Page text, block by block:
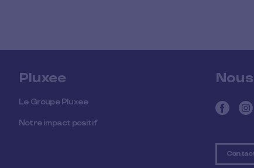
Pluxee
Le Groupe Pluxee
Notre impact positif